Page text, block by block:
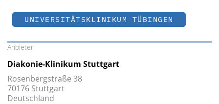
UNIVERSITÄTSKLINIKUM TÜBINGEN
Anbieter
Diakonie-Klinikum Stuttgart
Rosenbergstraße 38
70176 Stuttgart
Deutschland